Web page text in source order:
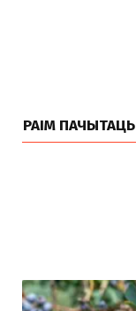
РАІМ ПАЧЫТАЦЬ